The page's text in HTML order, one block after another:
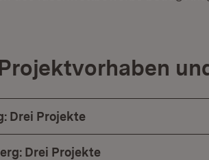
Drei Projekte
Drei Projekte